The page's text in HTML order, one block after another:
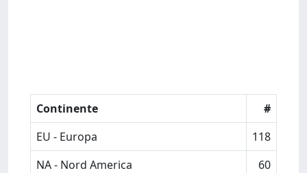
Continente
#
EU - Europa
118
NA - Nord America
60